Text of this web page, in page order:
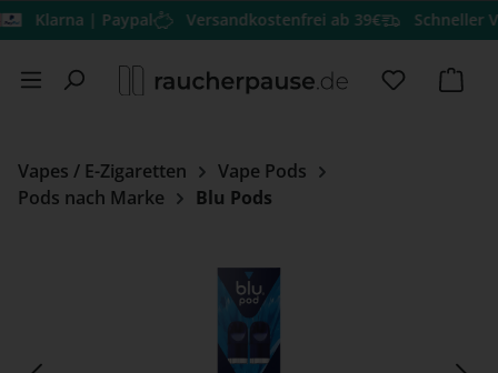
Zum Hauptinhalt springen
| Paypal Versandkostenfrei ab 39€ Schneller
Du hast
Vapes / E-Zigaretten
Vape Pods
Pods nach Marke
Blu Pods
Bildergalerie überspringen